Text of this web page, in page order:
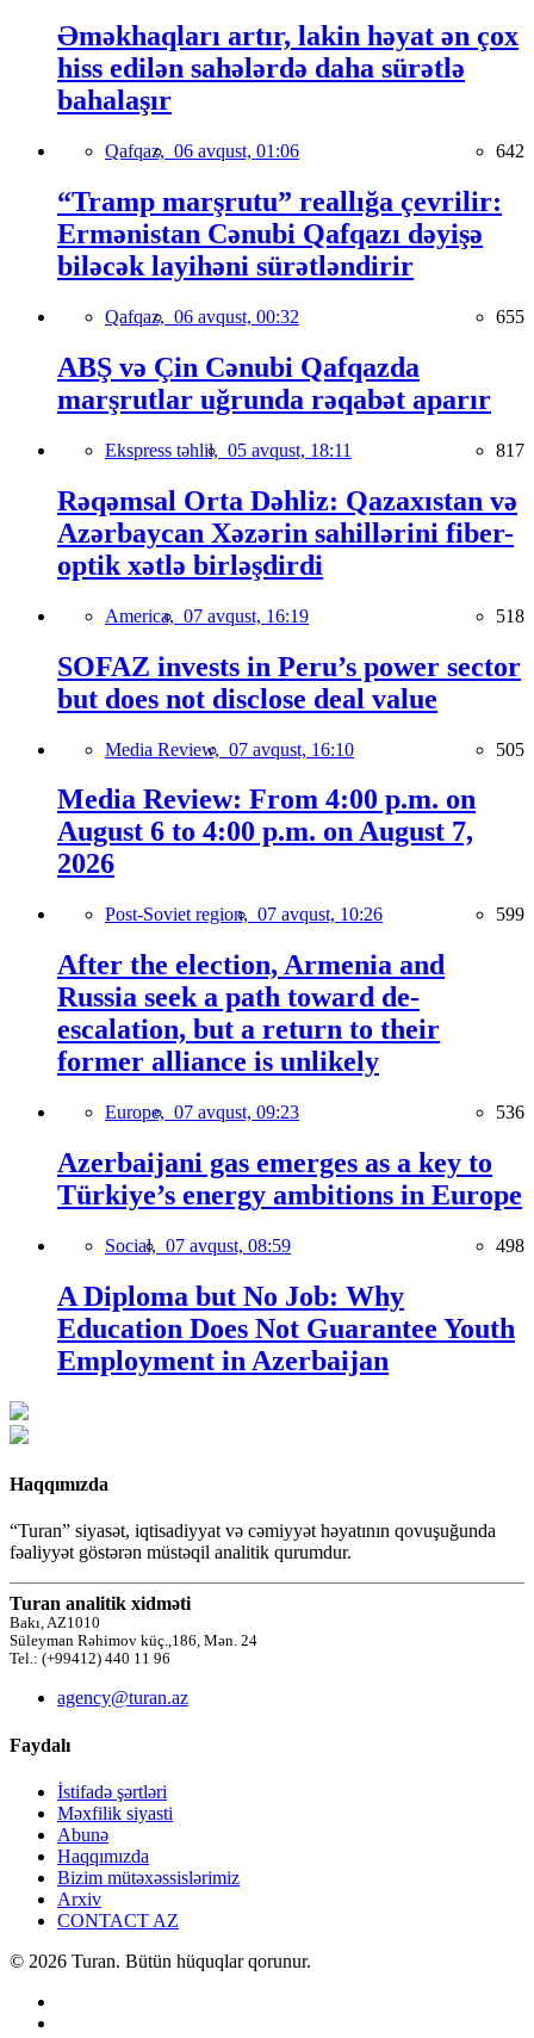
Əməkhaqları artır, lakin həyat ən çox
hiss edilən sahələrdə daha sürətlə
bahalaşır
Qafqaz, 06 avqust, 01:06 642
“Tramp marşrutu” reallığa çevrilir:
Ermənistan Cənubi Qafqazı dəyişə
biləcək layihəni sürətləndirir
Qafqaz, 06 avqust, 00:32 655
ABŞ və Çin Cənubi Qafqazda
marşrutlar uğrunda rəqabət aparır
Ekspress təhlil, 05 avqust, 18:11 817
Rəqəmsal Orta Dəhliz: Qazaxıstan və
Azərbaycan Xəzərin sahillərini fiber-
optik xətlə birləşdirdi
America, 07 avqust, 16:19 518
SOFAZ invests in Peru’s power sector
but does not disclose deal value
Media Review, 07 avqust, 16:10 505
Media Review: From 4:00 p.m. on
August 6 to 4:00 p.m. on August 7,
2026
Post-Soviet region, 07 avqust, 10:26 599
After the election, Armenia and
Russia seek a path toward de-
escalation, but a return to their
former alliance is unlikely
Europe, 07 avqust, 09:23 536
Azerbaijani gas emerges as a key to
Türkiye’s energy ambitions in Europe
Social, 07 avqust, 08:59 498
A Diploma but No Job: Why
Education Does Not Guarantee Youth
Employment in Azerbaijan
Haqqımızda
“Turan” siyasət, iqtisadiyyat və cəmiyyət həyatının qovuşuğunda
fəaliyyət göstərən müstəqil analitik qurumdur.
Turan analitik xidməti
Bakı, AZ1010
Süleyman Rəhimov küç.,186, Mən. 24
Tel.: (+99412) 440 11 96
agency@turan.az
Faydalı
İstifadə şərtləri
Məxfilik siyasti
Abunə
Haqqımızda
Bizim mütəxəssislərimiz
Arxiv
CONTACT AZ
© 2026 Turan. Bütün hüquqlar qorunur.